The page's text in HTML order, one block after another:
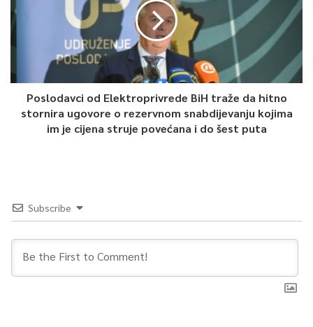
Poslodavci od Elektroprivrede BiH traže da hitno
stornira ugovore o rezervnom snabdijevanju kojima
im je cijena struje povećana i do šest puta
Subscribe